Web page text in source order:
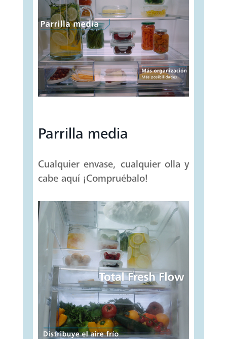
Parrilla media
Cualquier envase, cualquier olla y
cabe aquí ¡Compruébalo!